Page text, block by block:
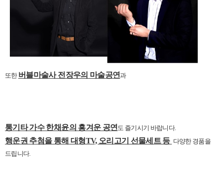
또한 버블마술사 전장우의 마술공연과
통기타 가수 한채윤의 흥겨운 공연 도 즐기시기 바랍니다.
행운권 추첨을 통해 대형TV, 오리고기 선물세트 등 다양한 경품을
드립니다.